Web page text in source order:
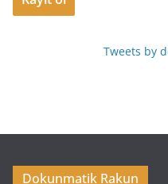
Tweets by
Dokunmatik Rakun